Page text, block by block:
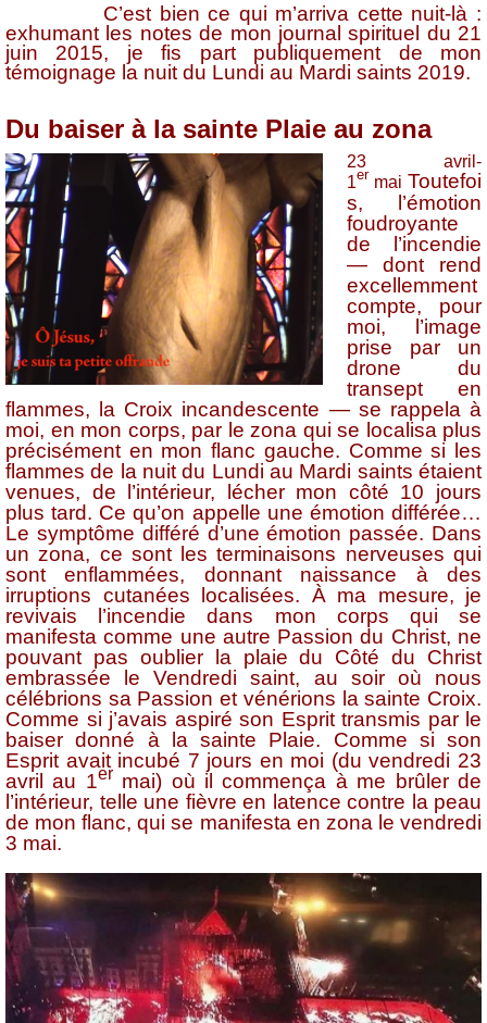
C’est bien ce qui m’arriva cette nuit-là :
exhumant les notes de mon journal spirituel du 21
juin 2015, je fis part publiquement de mon
témoignage la nuit du Lundi au Mardi saints 2019.
Du baiser à la sainte Plaie au zona
23 avril-
1er mai Toutefoi
s, l’émotion
foudroyante
de l’incendie
— dont rend
excellemment
compte, pour
moi, l’image
prise par un
drone du
transept en
flammes, la Croix incandescente — se rappela à
moi, en mon corps, par le zona qui se localisa plus
précisément en mon flanc gauche. Comme si les
flammes de la nuit du Lundi au Mardi saints étaient
venues, de l’intérieur, lécher mon côté 10 jours
plus tard. Ce qu’on appelle une émotion différée…
Le symptôme différé d’une émotion passée. Dans
un zona, ce sont les terminaisons nerveuses qui
sont enflammées, donnant naissance à des
irruptions cutanées localisées. À ma mesure, je
revivais l’incendie dans mon corps qui se
manifesta comme une autre Passion du Christ, ne
pouvant pas oublier la plaie du Côté du Christ
embrassée le Vendredi saint, au soir où nous
célébrions sa Passion et vénérions la sainte Croix.
Comme si j’avais aspiré son Esprit transmis par le
baiser donné à la sainte Plaie. Comme si son
Esprit avait incubé 7 jours en moi (du vendredi 23
avril au 1er mai) où il commença à me brûler de
l’intérieur, telle une fièvre en latence contre la peau
de mon flanc, qui se manifesta en zona le vendredi
3 mai.